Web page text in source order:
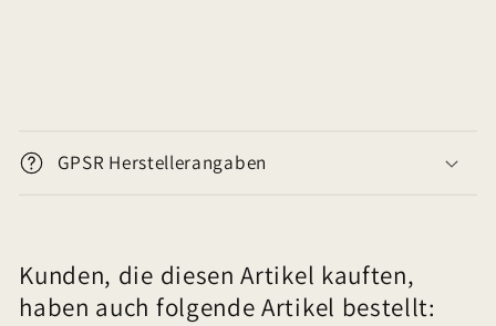
n
a
p
GPSR Herstellerangaben
Kunden, die diesen Artikel kauften,
haben auch folgende Artikel bestellt: